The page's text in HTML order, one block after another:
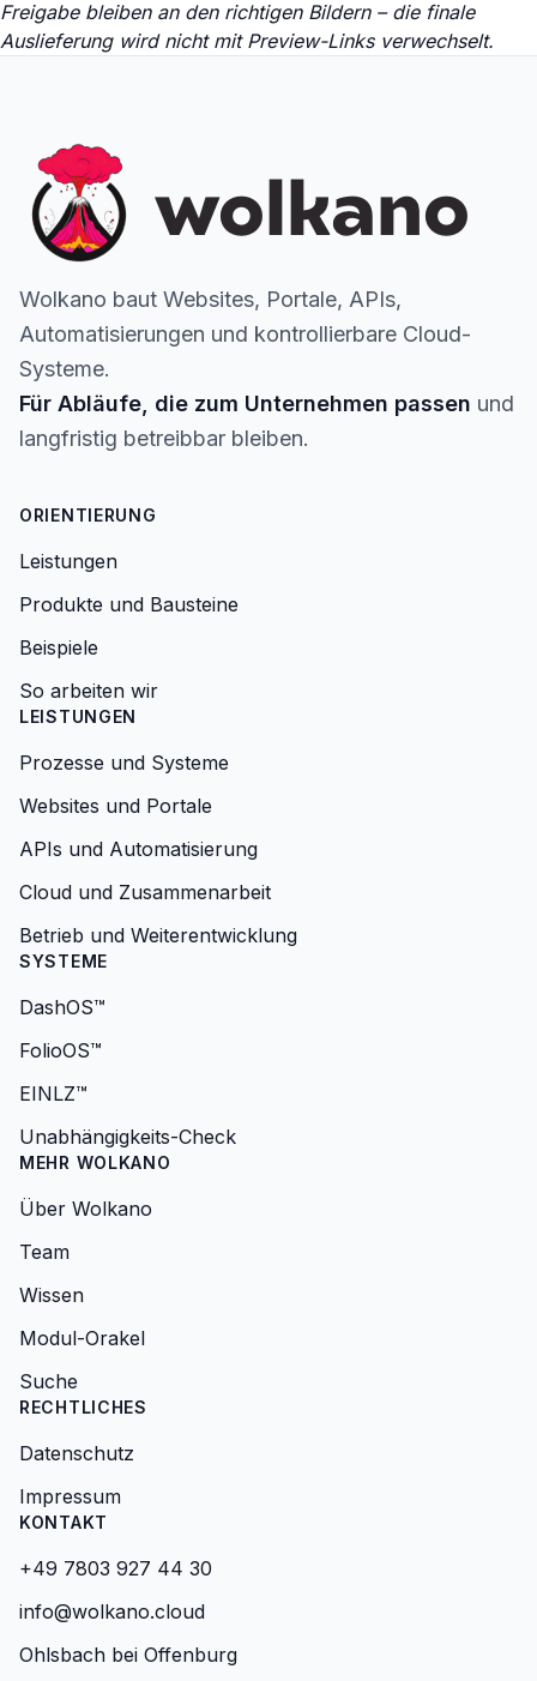
Freigabe bleiben an den richtigen Bildern – die finale
Auslieferung wird nicht mit Preview-Links verwechselt.
Wolkano baut Websites, Portale, APIs,
Automatisierungen und kontrollierbare Cloud-
Systeme.
Für Abläufe, die zum Unternehmen passen und
langfristig betreibbar bleiben.
ORIENTIERUNG
Leistungen
Produkte und Bausteine
Beispiele
So arbeiten wir
LEISTUNGEN
Prozesse und Systeme
Websites und Portale
APIs und Automatisierung
Cloud und Zusammenarbeit
Betrieb und Weiterentwicklung
SYSTEME
DashOS™
FolioOS™
EINLZ™
Unabhängigkeits-Check
MEHR WOLKANO
Über Wolkano
Team
Wissen
Modul-Orakel
Suche
RECHTLICHES
Datenschutz
Impressum
KONTAKT
+49 7803 927 44 30
info@wolkano.cloud
Ohlsbach bei Offenburg